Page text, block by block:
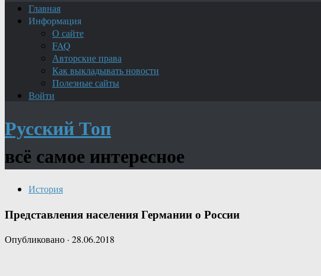
Главная
Информация
О сайте
FAQ
Авторские права
Как выкладывать новости
Полезные сайты
Войти
Русский Топ
всё самое интересное
История
Представления населения Германии о России
Опубликовано · 28.06.2018